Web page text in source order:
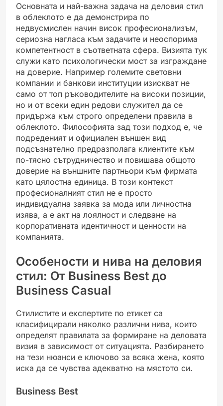
Основната и най-важна задача на деловия стил
в облеклото е да демонстрира по
недвусмислен начин висок професионализъм,
сериозна нагласа към задачите и неоспорима
компетентност в съответната сфера. Визията тук
служи като психологически мост за изграждане
на доверие. Например големите световни
компании и банкови институции изискват не
само от топ ръководителите на високи позиции,
но и от всеки един редови служител да се
придържа към строго определени правила в
облеклото. Философията зад този подход е, че
подреденият и официален външен вид
подсъзнателно предразполага клиентите към
по-тясно сътрудничество и повишава общото
доверие на външните партньори към фирмата
като цялостна единица. В този контекст
професионалният стил не е просто
индивидуална заявка за мода или личностна
изява, а е акт на лоялност и следване на
корпоративната идентичност и ценности на
компанията.
Особености и нива на деловия
стил: От Business Best до
Business Casual
Стилистите и експертите по етикет са
класифицирали няколко различни нива, които
определят правилата за формиране на деловата
визия в зависимост от ситуацията. Разбирането
на тези нюанси е ключово за всяка жена, която
иска да се чувства адекватно на мястото си.
Business Best